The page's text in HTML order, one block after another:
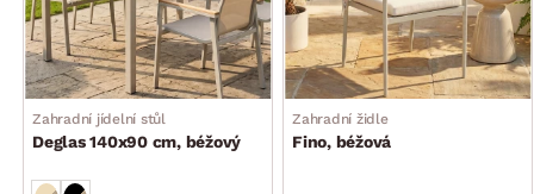
Zahradní jídelní stůl
Deglas 140x90 cm, béžový
Zahradní židle
Fino, béžová